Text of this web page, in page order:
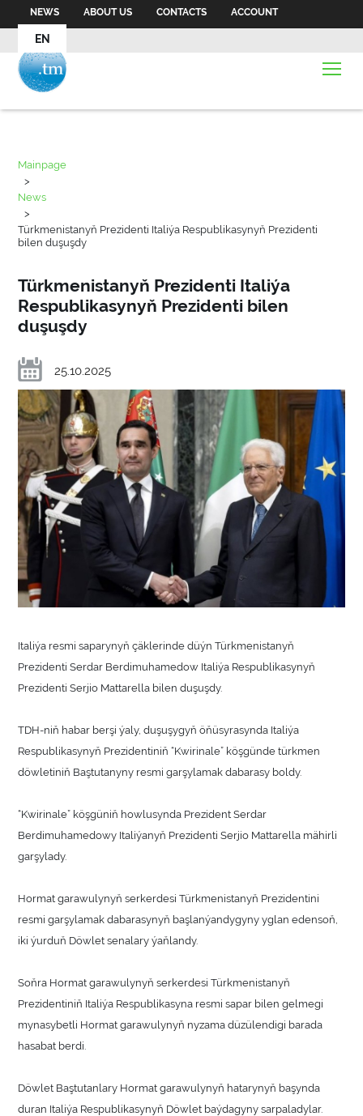
NEWS ABOUT US CONTACTS ACCOUNT
EN
Mainpage
>
News
>
Türkmenistanyň Prezidenti Italiýa Respublikasynyň Prezidenti
bilen duşuşdy
Türkmenistanyň Prezidenti Italiýa
Respublikasynyň Prezidenti bilen
duşuşdy
25.10.2025
Italiýa resmi saparynyň çäklerinde düýn Türkmenistanyň
Prezidenti Serdar Berdimuhamedow Italiýa Respublikasynyň
Prezidenti Serjio Mattarella bilen duşuşdy.
TDH-niň habar berşi ýaly, duşuşygyň öňüsyrasynda Italiýa
Respublikasynyň Prezidentiniň “Kwirinale” köşgünde türkmen
döwletiniň Baştutanyny resmi garşylamak dabarasy boldy.
“Kwirinale” köşgüniň howlusynda Prezident Serdar
Berdimuhamedowy Italiýanyň Prezidenti Serjio Mattarella mähirli
garşylady.
Hormat garawulynyň serkerdesi Türkmenistanyň Prezidentini
resmi garşylamak dabarasynyň başlanýandygyny yglan edensoň,
iki ýurduň Döwlet senalary ýaňlandy.
Soňra Hormat garawulynyň serkerdesi Türkmenistanyň
Prezidentiniň Italiýa Respublikasyna resmi sapar bilen gelmegi
mynasybetli Hormat garawulynyň nyzama düzülendigi barada
hasabat berdi.
Döwlet Baştutanlary Hormat garawulynyň hatarynyň başynda
duran Italiýa Respublikasynyň Döwlet baýdagyny sarpaladylar.